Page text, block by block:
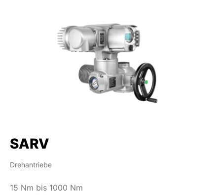
SARV
Drehantriebe
15 Nm bis 1000 Nm